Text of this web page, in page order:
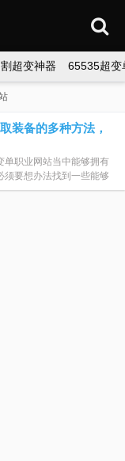
超变神器 65535超变
装备的多种方法，
职业网站当中能够拥有
须要想办法找到一些能够
而且在游戏当中，我们可